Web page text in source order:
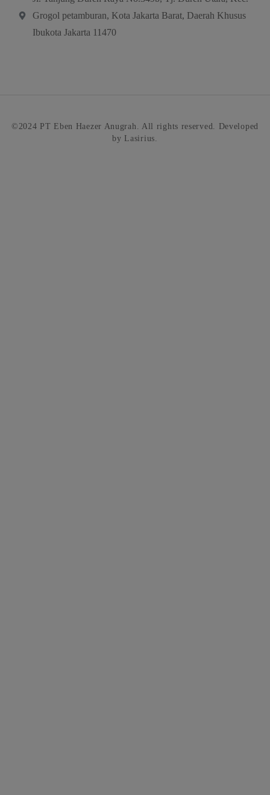
Grogol petamburan, Kota Jakarta Barat, Daerah Khusus
Ibukota Jakarta 11470
©2024 PT Eben Haezer Anugrah. All rights reserved. Developed
by Lasirius.